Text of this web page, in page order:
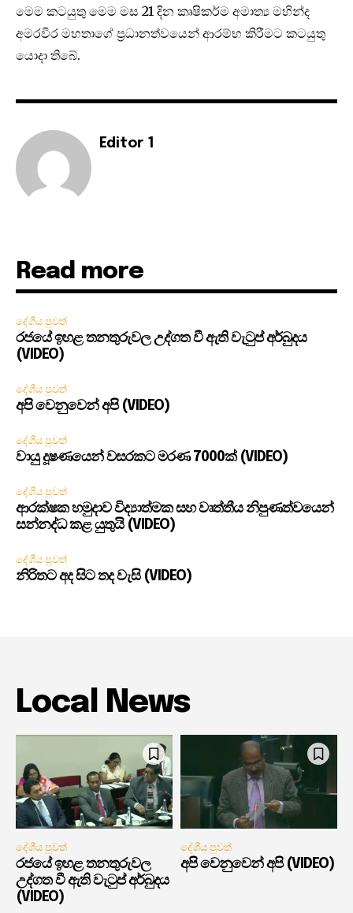
මෙම කටයුතු මෙම මස 21 දින කෘෂිකර්ම අමාත්‍ය මහින්ද
අමරවීර මහතාගේ ප්‍රධානත්වයෙන් ආරම්භ කිරීමට කටයුතු
යොදා තිබේ.
Editor 1
Read more
දේශීය පුවත්
රජයේ ඉහළ තනතුරුවල උද්ගත වී ඇති වැටුප් අර්බුදය
(VIDEO)
දේශීය පුවත්
අපි වෙනුවෙන් අපි (VIDEO)
දේශීය පුවත්
වායු දූෂණයෙන් වසරකට මරණ 7000ක් (VIDEO)
දේශීය පුවත්
ආරක්ෂක හමුදාව විද්‍යාත්මක සහ වෘත්තීය නිපුණත්වයෙන්
සන්නද්ධ කළ යුතුයි (VIDEO)
දේශීය පුවත්
නිරිතට අද සිට තද වැසි (VIDEO)
Local News
දේශීය පුවත්
රජයේ ඉහළ තනතුරුවල
උද්ගත වී ඇති වැටුප් අර්බුදය
(VIDEO)
දේශීය පුවත්
අපි වෙනුවෙන් අපි (VIDEO)